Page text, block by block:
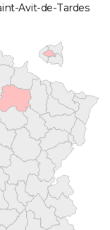
Avit-de-Tardes